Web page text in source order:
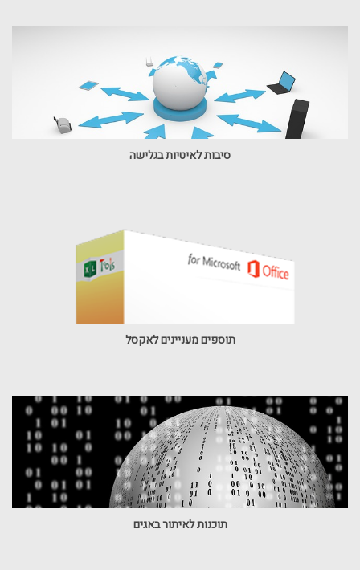
סיבות לאיטיות בגלישה
תוספים מעניינים לאקסל
תוכנות לאיתור באגים